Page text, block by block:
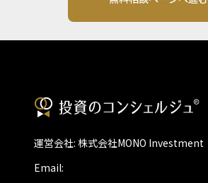
運営会社: 株式会社MONO Investment
Email: